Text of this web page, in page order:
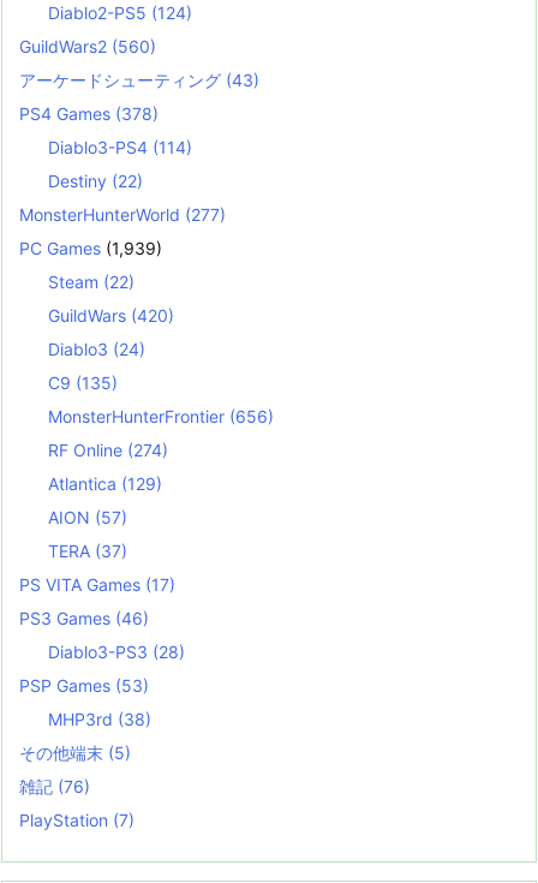
Diablo2-PS5 (124)
GuildWars2 (560)
アーケードシューティング (43)
PS4 Games (378)
Diablo3-PS4 (114)
Destiny (22)
MonsterHunterWorld (277)
PC Games (1,939)
Steam (22)
GuildWars (420)
Diablo3 (24)
C9 (135)
MonsterHunterFrontier (656)
RF Online (274)
Atlantica (129)
AION (57)
TERA (37)
PS VITA Games (17)
PS3 Games (46)
Diablo3-PS3 (28)
PSP Games (53)
MHP3rd (38)
その他端末 (5)
雑記 (76)
PlayStation (7)